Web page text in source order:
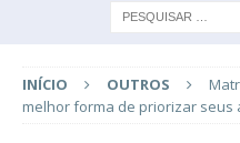
INÍCIO OUTROS
melhor forma de priorizar seus